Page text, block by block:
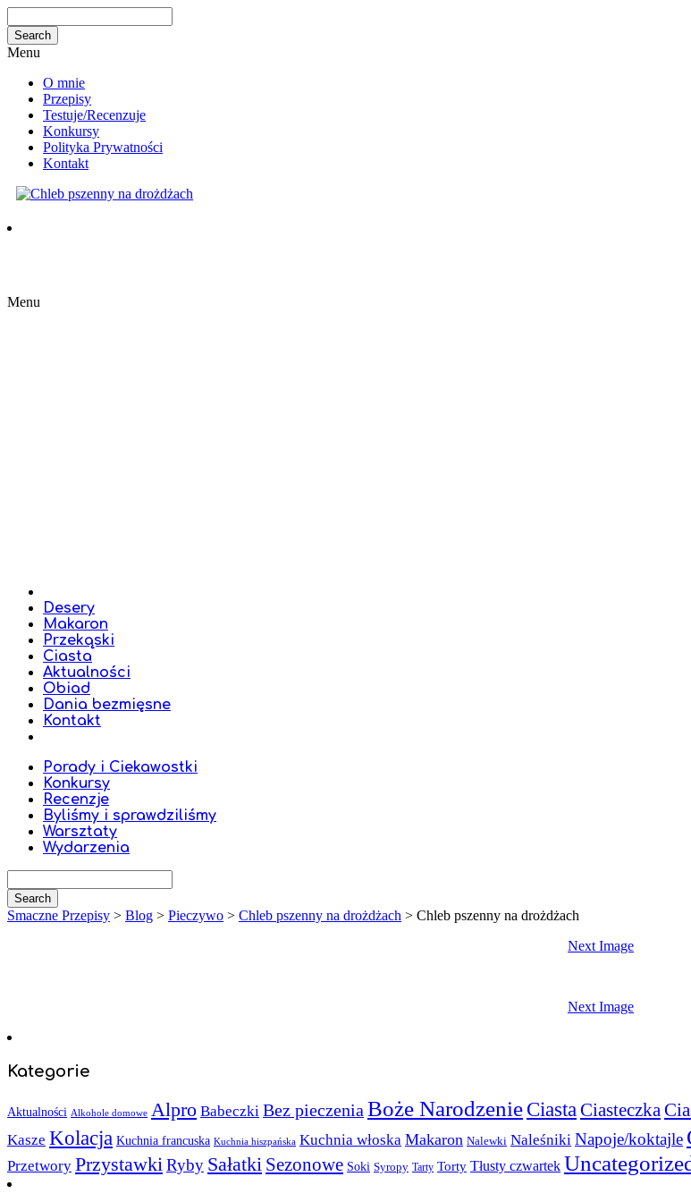
Menu
O mnie
Przepisy
Testuje/Recenzuje
Konkursy
Polityka Prywatności
Kontakt
Menu
Desery
Makaron
Przekąski
Ciasta
Aktualności
Obiad
Dania bezmięsne
Kontakt
Porady i Ciekawostki
Konkursy
Recenzje
Byliśmy i sprawdziliśmy
Warsztaty
Wydarzenia
Smaczne Przepisy > Blog > Pieczywo > Chleb pszenny na drożdżach > Chleb pszenny na drożdżach
Next Image
Next Image
Kategorie
Aktualności Alkohole domowe Alpro Babeczki Bez pieczeniaBoże NarodzenieCiastaCiasteczka
Kasze Kolacja Kuchnia francuska Kuchnia hiszpańska Kuchnia włoska Makaron Nalewki Naleśniki Napoje/koktajle
Przetwory PrzystawkiRyby Sałatki Sezonowe Soki Syropy Tarty Torty Tłusty czwartek